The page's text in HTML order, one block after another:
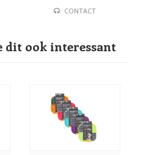
CONTACT
dit ook interessant